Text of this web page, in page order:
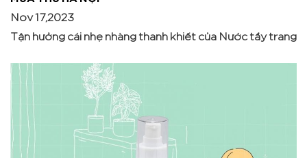
Nov 17,2023
Tận hưởng cái nhẹ nhàng thanh khiết của Nước tẩy trang